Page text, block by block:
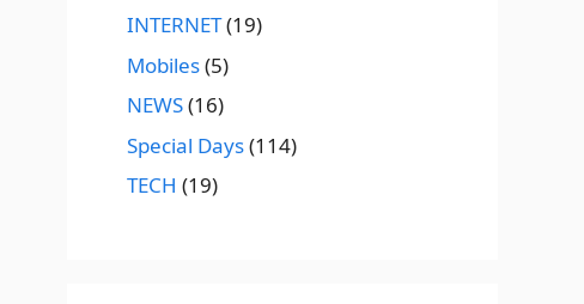
INTERNET(19)
Mobiles(5)
NEWS(16)
Special Days(114)
TECH (19)